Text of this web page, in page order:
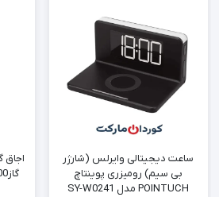
ساعت دیجیتالی وایرلس (شارژر
بی سیم) رومیزری پوینتاچ
POINTUCH مدل SY-W0241
اجاق
گازCampingaz Party Grill 200